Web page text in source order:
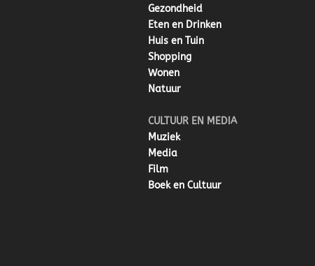
Gezondheid
Eten en Drinken
Huis en Tuin
Shopping
Wonen
Natuur
CULTUUR EN MEDIA
Muziek
Media
Film
Boek en Cultuur